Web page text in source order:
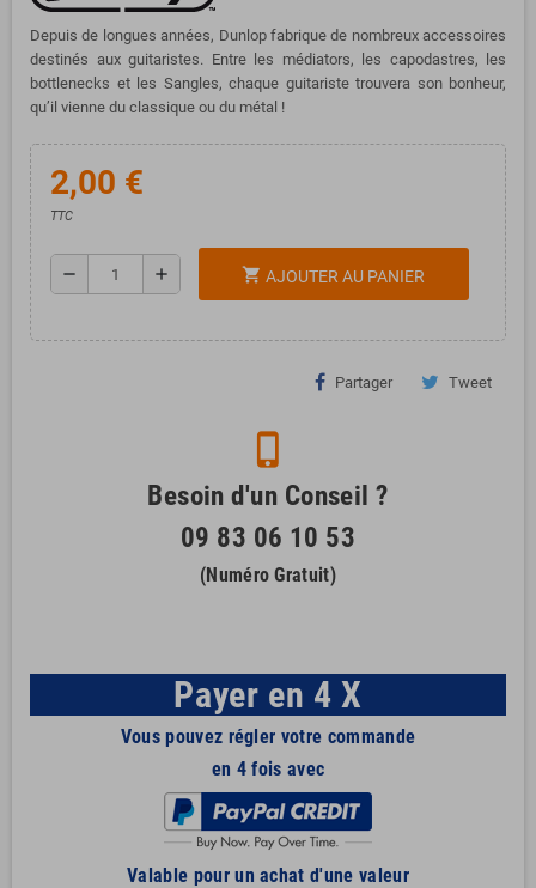
Depuis de longues années, Dunlop fabrique de nombreux accessoires
destinés aux guitaristes. Entre les médiators, les capodastres, les
bottlenecks et les Sangles, chaque guitariste trouvera son bonheur,
qu’il vienne du classique ou du métal !
2,00 €
TTC
remove add shopping_cart AJOUTER AU PANIER
Partager Tweet
phone_iphone
Besoin d'un Conseil ?
09 83 06 10 53
(Numéro Gratuit)
Payer en 4 X
Vous pouvez régler votre commande
en 4 fois avec
Valable pour un achat d'une valeur